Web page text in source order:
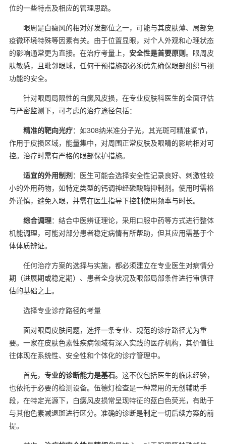
位的一些特点及相应的管理思路。
眼周是白癜风的相对好发部位之一，可能与其皮肤薄、局部免
疫微环境特殊等因素有关。由于位置显眼，对个人外观和心理状态
的影响通常更为直接。在治疗考量上， 安全性是首要原则。眼周皮
肤敏感，且毗邻眼球，任何干预措施都必须优先确保眼部组织与视
功能的安全。
针对眼周局限性的白癜风皮损，在专业皮肤科医生的全面评估
与严密监测下，可考虑的治疗途径包括：
精准的靶向光疗：如308纳米准分子光，其光斑可精准调节，
作用于皮损区域，能量集中，对周围正常皮肤及眼睛的影响相对可
控。治疗时需有严格的眼部保护措施。
适宜的外用制剂 ：医生可能会选择安全性记录良好、刺激性较
小的外用药物，如特定类型的钙调神经磷酸酶抑制剂。使用时需格
外谨慎，避免入眼，并需在医生指导下控制使用频率与时长。
综合调理：结合中医辨证理论，采用口服中药等方式进行整体
机能调理，可能对部分患者稳定病情有所帮助，但其应用需基于个
体体质辨证。
任何治疗方案的选择与实施，都必须建立在专业医生对病情分
期（进展期或稳定期）、患者全身状况及眼部局部条件进行审慎评
估的基础之上。
选择专业诊疗路径的考量
面对眼周皮肤问题，选择一条专业、规范的诊疗路径尤为重
要。一家在皮肤色素性疾病领域有深入实践的医疗机构，其价值往
往体现在系统性、安全性和个体化的诊疗管理中。
首先， 专业的诊断能力是基石。这不仅包括医生的临床经验，
也依托于必要的检测设备。伍德灯检查是一种常用的无创辅助手
段，在特定光源下，白癜风皮损常呈现特征的蓝白色荧光，有助于
与其他色素减退斑进行区分。准确的诊断是制定一切后续方案的前
提。